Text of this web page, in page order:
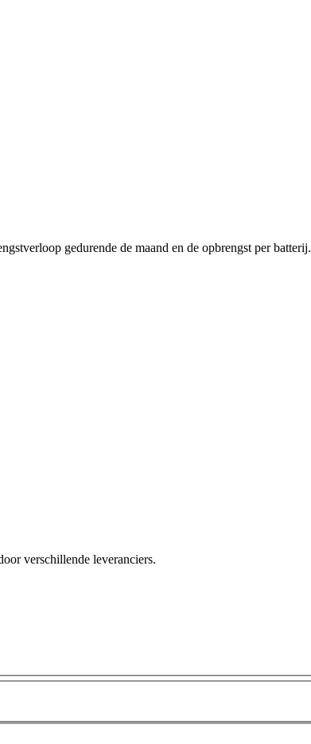
gedurende de maand en de opbrengst per batterij.
verschillende leveranciers.